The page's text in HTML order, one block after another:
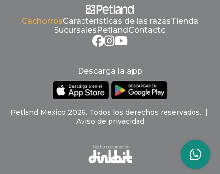
CachorrosCaracterísticas de las razasTienda
Sucursales Petland Contacto
Descarga la app
Petland Mexico 2026. Todos los derechos reservados. |
Aviso de privacidad